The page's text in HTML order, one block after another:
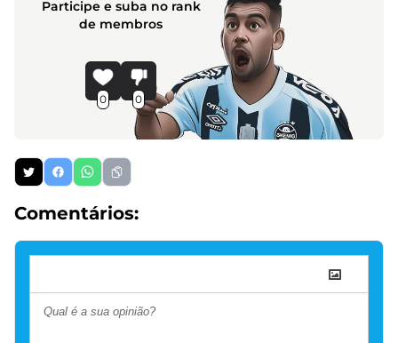
Participe e suba no rank
de membros
0 0
Comentários: